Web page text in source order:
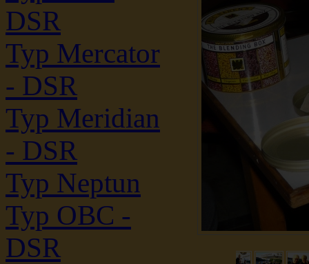
DSR
Typ Mercator
- DSR
Typ Meridian
- DSR
Typ Neptun
Typ OBC -
DSR